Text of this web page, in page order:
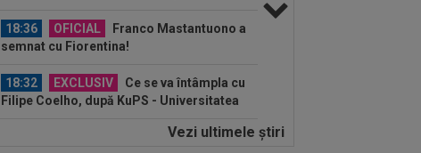
18:36
OFICIAL
Franco Mastantuono a
semnat cu Fiorentina!
18:32 EXCLUSIV
Ce se va întâmpla cu
Filipe Coelho, după KuPS - Universitatea
Gigi Becali, ”în
Vezi ultimele ştiri